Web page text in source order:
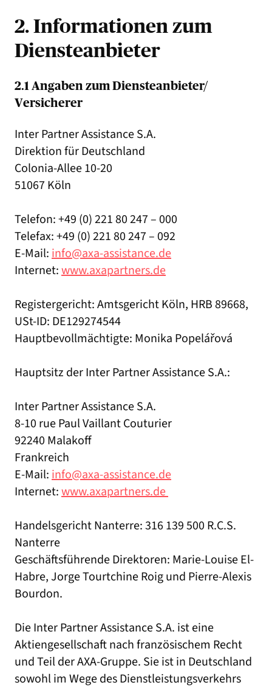
2. Informationen zum
Diensteanbieter
2.1 Angaben zum Diensteanbieter/
Versicherer
Inter Partner Assistance S.A.
Direktion für Deutschland
Colonia-Allee 10-20
51067 Köln
Telefon: +49 (0) 221 80 247 – 000
Telefax: +49 (0) 221 80 247 – 092
E-Mail:info@axa-assistance.de
Internet:www.axapartners.de
Registergericht: Amtsgericht Köln, HRB 89668,
USt-ID: DE129274544
Hauptbevollmächtigte: Monika Popelářová
Hauptsitz der Inter Partner Assistance S.A.:
Inter Partner Assistance S.A.
8-10 rue Paul Vaillant Couturier
92240 Malakoff
Frankreich
E-Mail:info@axa-assistance.de
Internet:www.axapartners.de
Handelsgericht Nanterre: 316 139 500 R.C.S.
Nanterre
Geschäftsführende Direktoren: Marie-Louise El-
Habre, Jorge Tourtchine Roig und Pierre-Alexis
Bourdon.
Die Inter Partner Assistance S.A. ist eine
Aktiengesellschaft nach französischem Recht
und Teil der AXA-Gruppe. Sie ist in Deutschland
sowohl im Wege des Dienstleistungsverkehrs